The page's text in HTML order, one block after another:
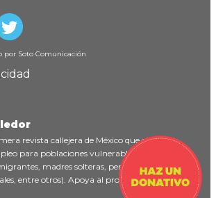
por Soto Comunicación
revista callejera de México que ofrece un
para poblaciones vulnerables (personas en
madres solteras, personas con
entre otros). Apoya al proyectohaciendo un